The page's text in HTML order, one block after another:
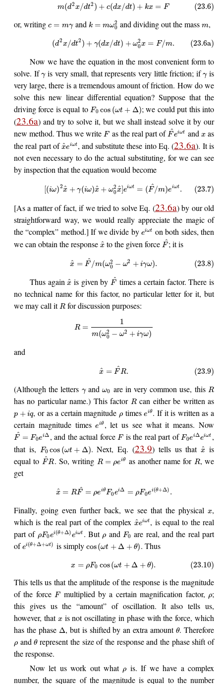
m(d2x/dt2 ) + c(dx/dt) + kx = F (23.6)
or, writing c = mγand k = mω2
0 and dividing out the massm,
(d2x/dt2 ) + γ(dx/dt) + ω2
0x = F/m. (23.6a)
Now we have the equation in the most convenient form to
solve. Ifγis very small, that represents very little friction; ifγis
very large, there is a tremendous amount of friction. How do we
solve this new linear differential equation? Suppose that the
driving force is equal to F0 cos (ωt + Δ); we could put this into
(23.6a) and try to solve it, but we shall instead solve it by our
new method. Thus we write F as the real part of F^eiωt and xas
the real part ofx
^eiωt , and substitute these into Eq. (23.6a). It is
not even necessary to do the actual substituting, for we can see
by inspection that the equation would become
[(iω)2x
^ + γ(iω)x
^ + ω2
0x
^]eiωt = (F^/m)eiωt . (23.7)
[As a matter of fact, if we tried to solve Eq. (23.6a) by our old
straightforward way, we would really appreciate the magic of
the “complex” method.] If we divide byeiωt on both sides, then
we can obtain the response x
^ to the given force F^; it is
x
^ = F^/m(ω2
0 − ω2 + iγω). (23.8)
Thus againx
^ is given by F^ times a certain factor. There is
no technical name for this factor, no particular letter for it, but
we may call it R for discussion purposes:
R =
1
m(ω2
0 − ω2 + iγω)
and
x
^ = F^R. (23.9)
(Although the letters γandω0 are in very common use, this R
has no particular name.) This factor Rcan either be written as
p + iq, or as a certain magnitude ρ timeseiθ . If it is written as a
certain magnitude timeseiθ , let us see what it means. Now
F^ = F0eiΔ , and the actual force F is the real part of F0eiΔeiωt ,
that is,
F0 cos (ωt + Δ). Next, Eq. (23.9) tells us thatx
^ is
equal to F^R. So, writing R = ρeiθ as another name for R, we
get
x
^ = RF^ = ρeiθF0eiΔ = ρF0ei(θ+Δ) .
Finally, going even further back, we see that the physical x,
which is the real part of the complex x
^eiωt , is equal to the real
part of ρF0ei(θ+Δ)eiωt . But ρ and F0 are real, and the real part
of ei(θ+Δ+ωt) is simply cos(ωt +Δ + θ). Thus
x = ρF0 cos(ωt +Δ + θ). (23.10)
This tells us that the amplitude of the response is the magnitude
of the forceF multiplied by a certain magnification factor, ρ;
this gives us the “amount” of oscillation. It also tells us,
however, that xis not oscillating in phase with the force, which
has the phase Δ, but is shifted by an extra amountθ. Therefore
ρ andθrepresent the size of the response and the phase shift of
the response.
Now let us work out what ρ is. If we have a complex
number, the square of the magnitude is equal to the number